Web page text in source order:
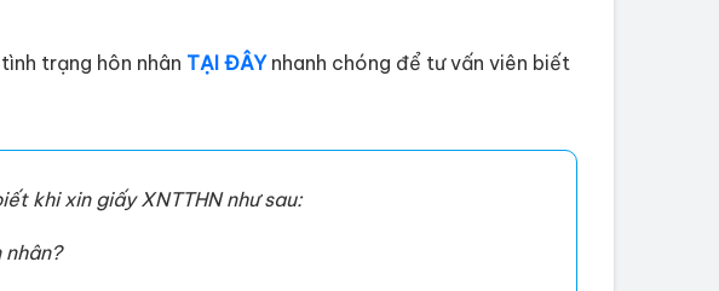
trạng hôn nhân TẠI ĐÂYnhanh chóng để tư vấn viên biết
khi xin giấy XNTTHN như sau: